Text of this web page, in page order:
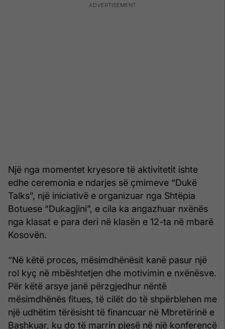
Një nga momentet kryesore të aktivitetit ishte
edhe ceremonia e ndarjes së çmimeve “Dukë
Talks”, një iniciativë e organizuar nga Shtëpia
Botuese “Dukagjini”, e cila ka angazhuar nxënës
nga klasat e para deri në klasën e 12-ta në mbarë
Kosovën.
“Në këtë proces, mësimdhënësit kanë pasur një
rol kyç në mbështetjen dhe motivimin e nxënësve.
Për këtë arsye janë përzgjedhur nëntë
mësimdhënës fitues, të cilët do të shpërblehen me
një udhëtim tërësisht të financuar në Mbretërinë e
Bashkuar, ku do të marrin pjesë në një konferencë